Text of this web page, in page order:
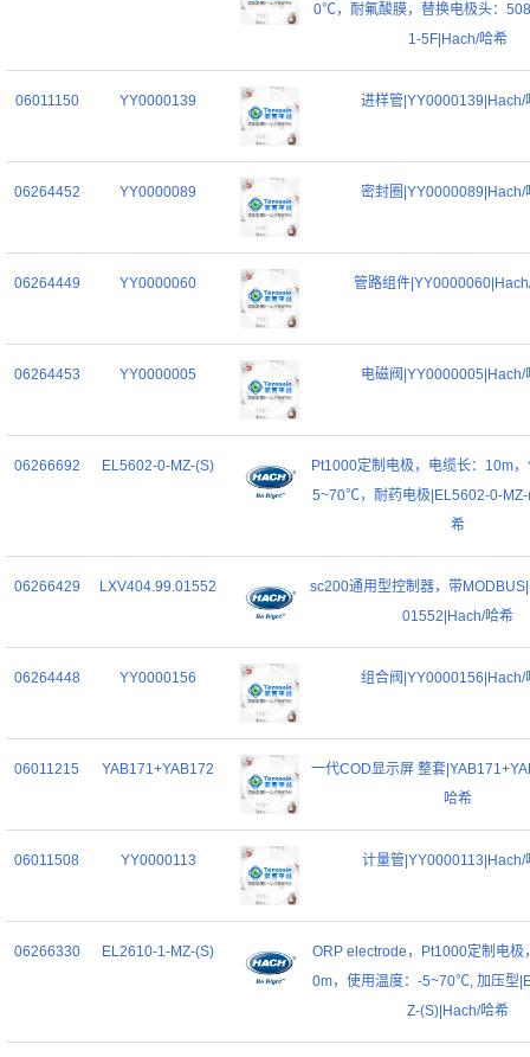
0℃，耐氟酸膜，替换电极头：
1-5F|Hach/哈希
06011150 YY0000139 进样管|YY0000139|Hach/
06264452 YY0000089 密封圈|YY0000089|Hach/
06264449 YY0000060 管路组件
06264453 YY0000005 电磁阀|YY0000005|Hach/
06266692 EL5602-0-MZ-(S)
Pt1000定制电极，电缆长：10m
5~70℃，耐药电极|EL5602-0-MZ-
希
06266429 LXV404.99.01552
sc200通用型控制器，带
01552|Hach/哈希
06264448 YY0000156 组合阀|YY0000156|Hach/
06011215 YAB171+YAB172
一代COD显示屏 整套
哈希
06011508 YY0000113 计量管|YY0000113|Hach/
06266330 EL2610-1-MZ-(S)
ORP electrode，Pt1000定制电极
0m，使用温度：-5~70℃, 加压型
Z-(S)|Hach/哈希